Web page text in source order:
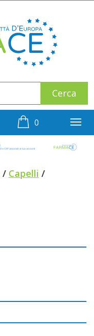
0prodotti
/ Capelli /